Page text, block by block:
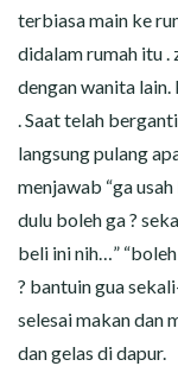
terbiasa main ke
didalam rumah itu .
dengan wanita
. Saat telah
langsung pulang
menjawab “ga
dulu boleh ga ?
beli ini nih…”
? bantuin gua
selesai makan dan
dan gelas di dapur.